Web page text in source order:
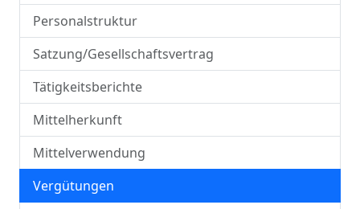
Personalstruktur
Satzung/Gesellschaftsvertrag
Tätigkeitsberichte
Mittelherkunft
Mittelverwendung
Vergütungen